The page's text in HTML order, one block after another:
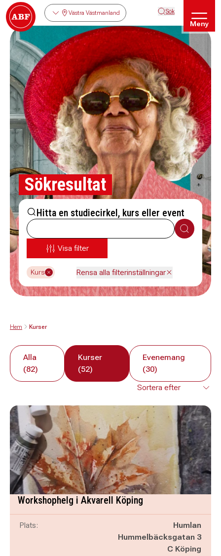
Västra Västmanland Sök
Meny
Sökresultat
Hitta en studiecirkel, kurs eller event
Sök
Visa filter
Kurs Rensa alla filterinställningar
Hem Kurser
Alla
(82)
Kurser
(52)
Evenemang
(30)
Workshophelg i Akvarell Köping
Plats:
Humlan
Hummelbäcksgatan 3
C Köping